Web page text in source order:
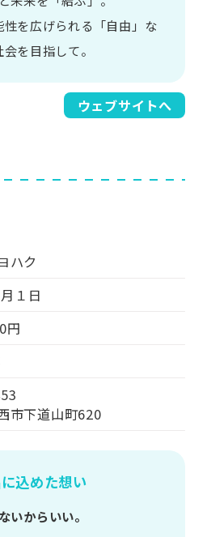
を​広げられる 「自由」な​
を​目指して。​
ウェブサイトへ
ハク
１日
円
市下道山町620
込めた想い
いからいい。